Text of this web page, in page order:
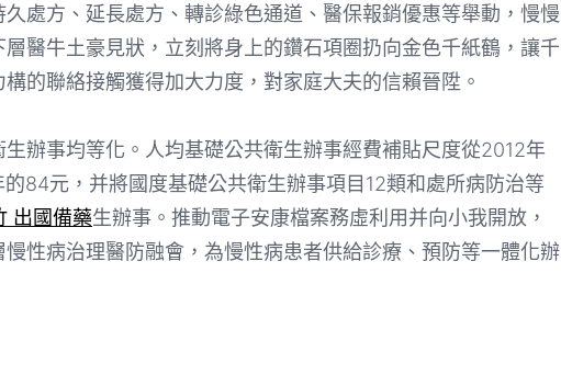
處方、延長處方、轉診綠色通道、醫保報銷優惠等舉動，慢慢
醫牛土豪見狀，立刻將身上的鑽石項圈扔向金色千紙鶴，讓千
的聯絡接觸獲得加大力度，對家庭大夫的信賴晉陞。
事均等化。人均基礎公共衛生辦事經費補貼尺度從2012年
84元，并將國度基礎公共衛生辦事項目12類和處所病防治等
出國備藥生辦事。推動電子安康檔案務虛利用并向小我開放，
性病治理醫防融會，為慢性病患者供給診療、預防等一體化辦